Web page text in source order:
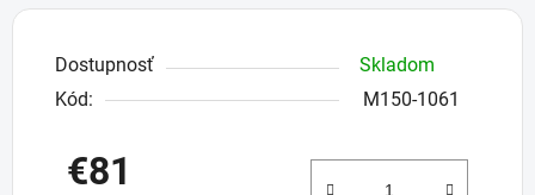
Dostupnosť
Skladom
Kód:
M150-1061
€81